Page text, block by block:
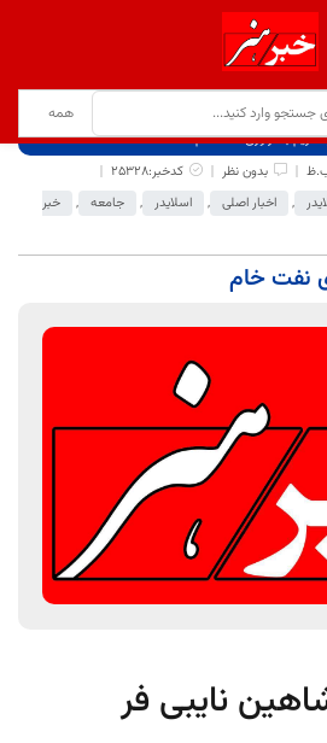
تحریم با فرآوری نفت خام
بدون نظر
کدخبر:25328
, اخبار اصلی , اسلایدر , جامعه ,
خبر
نفت خام
نایبی فر